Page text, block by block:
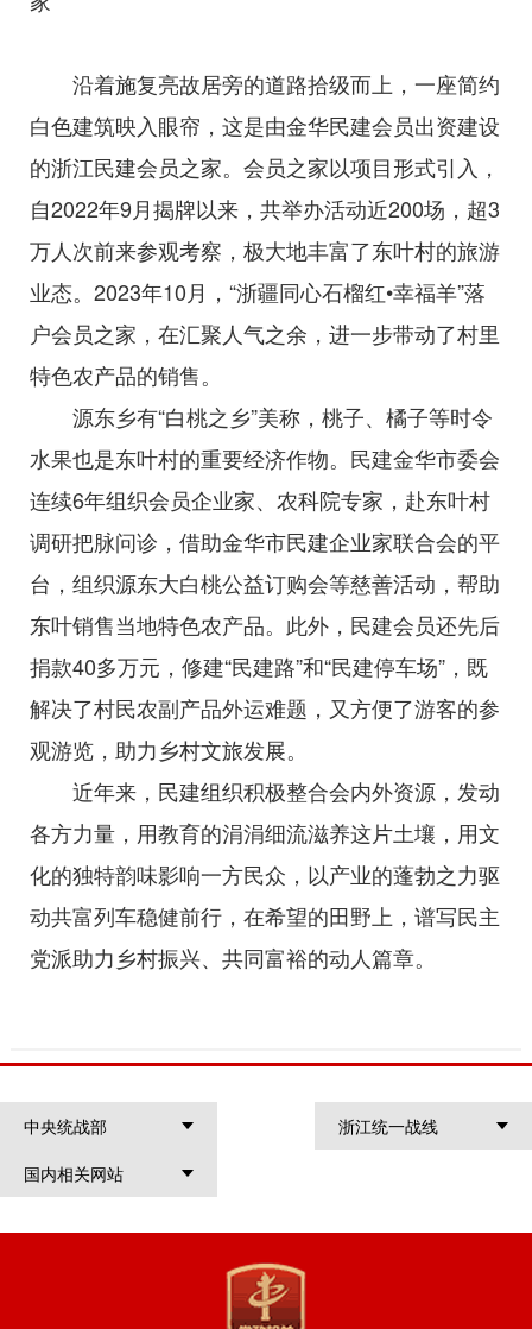
沿着施复亮故居旁的道路拾级而上，一座简约
白色建筑映入眼帘，这是由金华民建会员出资建设
的浙江民建会员之家。会员之家以项目形式引入，
自2022年9月揭牌以来，共举办活动近200场，超3
万人次前来参观考察，极大地丰富了东叶村的旅游
业态。2023年10月，“浙疆同心石榴红•幸福羊”落
户会员之家，在汇聚人气之余，进一步带动了村里
特色农产品的销售。
源东乡有“白桃之乡”美称，桃子、橘子等时令
水果也是东叶村的重要经济作物。民建金华市委会
连续6年组织会员企业家、农科院专家，赴东叶村
调研把脉问诊，借助金华市民建企业家联合会的平
台，组织源东大白桃公益订购会等慈善活动，帮助
东叶销售当地特色农产品。此外，民建会员还先后
捐款40多万元，修建“民建路”和“民建停车场”，既
解决了村民农副产品外运难题，又方便了游客的参
观游览，助力乡村文旅发展。
近年来，民建组织积极整合会内外资源，发动
各方力量，用教育的涓涓细流滋养这片土壤，用文
化的独特韵味影响一方民众，以产业的蓬勃之力驱
动共富列车稳健前行，在希望的田野上，谱写民主
党派助力乡村振兴、共同富裕的动人篇章。
中央统战部
浙江统一战线
国内相关网站